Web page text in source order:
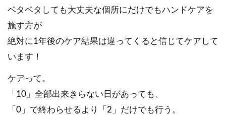
ベタベタしても大丈夫な個所にだけでもハンドケアを
施す方が
絶対に1年後のケア結果は違ってくると信じてケアして
います！
ケアって。
「10」全部出来きらない日があっても、
「0」で終わらせるより「2」だけでも行う。